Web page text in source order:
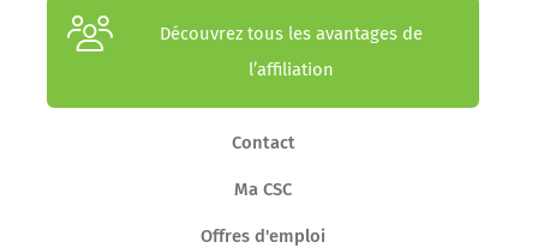
Découvrez tous les avantages de
l’affiliation
Contact
Ma CSC
Offres d'emploi